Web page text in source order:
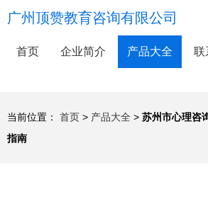
广州顶赞教育咨询有限公司
首页 企业简介 产品大全 联
当前位置： 首页 > 产品大全 > 苏州市心理咨
指南